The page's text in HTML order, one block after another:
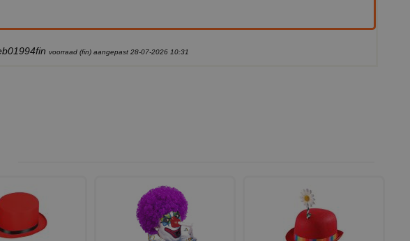
voorraad (fin) aangepast 28-07-2026 10:31